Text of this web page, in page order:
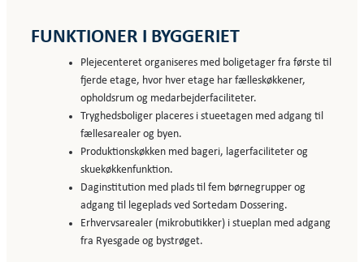
FUNKTIONER I BYGGERIET
Plejecenteret organiseres med boligetager fra første til
fjerde etage, hvor hver etage har fælleskøkkener,
opholdsrum og medarbejderfaciliteter.
Tryghedsboliger placeres i stueetagen med adgang til
fællesarealer og byen.
Produktionskøkken med bageri, lagerfaciliteter og
skuekøkkenfunktion.
Daginstitution med plads til fem børnegrupper og
adgang til legeplads ved Sortedam Dossering.
Erhvervsarealer (mikrobutikker) i stueplan med adgang
fra Ryesgade og bystrøget.